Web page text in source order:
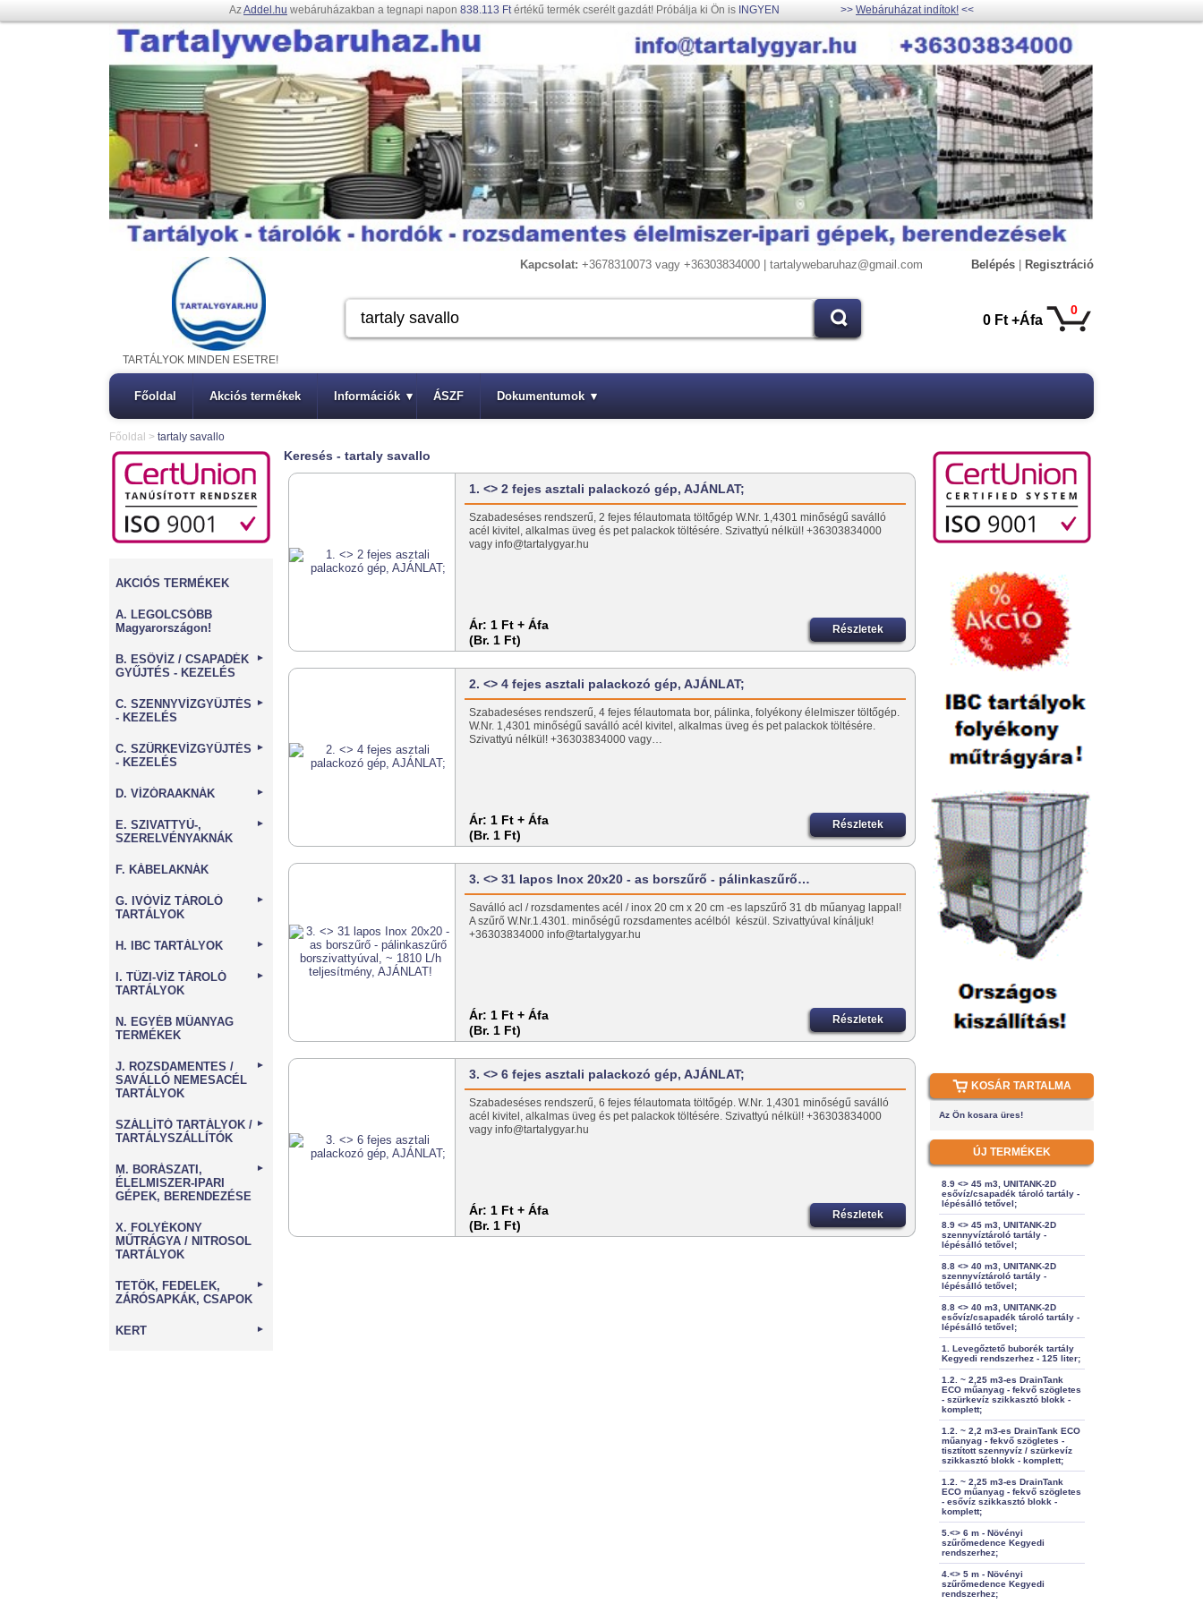
AzAddel.hu webáruházakban a tegnapi napon 838.113 Ftértékű termék cserélt gazdát! Próbálja ki Ön is INGYEN >> Webáruházat indítok! <<
Kapcsolat: +3678310073 vagy +36303834000 | tartalywebaruhaz@gmail.com Belépés Regisztráció
0
0 Ft +Áfa
TARTÁLYOK MINDEN ESETRE!
Főoldal Akciós termékek Információk ▾ ÁSZF Dokumentumok ▾
Főoldal > tartaly savallo
AKCIÓS TERMÉKEK
A. LEGOLCSÓBB
Magyarországon!
B. ESŐVÍZ / CSAPADÉK
GYŰJTÉS - KEZELÉS
►
C. SZENNYVÍZGYŰJTÉS
- KEZELÉS
►
C. SZÜRKEVÍZGYŰJTÉS
- KEZELÉS
►
D. VÍZÓRAAKNÁK ►
E. SZIVATTYÚ-,
SZERELVÉNYAKNÁK
►
F. KÁBELAKNÁK
G. IVÓVÍZ TÁROLÓ
TARTÁLYOK
►
H. IBC TARTÁLYOK ►
I. TŰZI-VÍZ TÁROLÓ
TARTÁLYOK
►
N. EGYÉB MŰANYAG
TERMÉKEK
J. ROZSDAMENTES /
SAVÁLLÓ NEMESACÉL
TARTÁLYOK
►
SZÁLLÍTÓ TARTÁLYOK /
TARTÁLYSZÁLLÍTÓK
►
M. BORÁSZATI,
ÉLELMISZER-IPARI
GÉPEK, BERENDEZÉSE
►
X. FOLYÉKONY
MŰTRÁGYA / NITROSOL
TARTÁLYOK
TETŐK, FEDELEK,
ZÁRÓSAPKÁK, CSAPOK
►
KERT ►
Keresés - tartaly savallo
1. <> 2 fejes asztali palackozó gép, AJÁNLAT;
Szabadeséses rendszerű, 2 fejes félautomata töltőgép W.Nr. 1,4301 minőségű saválló
acél kivitel, alkalmas üveg és pet palackok töltésére. Szivattyú nélkül! +36303834000
vagy info@tartalygyar.hu
Ár: 1 Ft + Áfa
(Br. 1 Ft)
Részletek
2. <> 4 fejes asztali palackozó gép, AJÁNLAT;
Szabadeséses rendszerű, 4 fejes félautomata bor, pálinka, folyékony élelmiszer töltőgép.
W.Nr. 1,4301 minőségű saválló acél kivitel, alkalmas üveg és pet palackok töltésére.
Szivattyú nélkül! +36303834000 vagy…
Ár: 1 Ft + Áfa
(Br. 1 Ft)
Részletek
3. <> 31 lapos Inox 20x20 - as borszűrő - pálinkaszűrő…
Saválló acl / rozsdamentes acél / inox 20 cm x 20 cm -es lapszűrő 31 db műanyag lappal!
A szűrő W.Nr.1.4301. minőségű rozsdamentes acélból készül. Szivattyúval kínáljuk!
+36303834000 info@tartalygyar.hu
Ár: 1 Ft + Áfa
(Br. 1 Ft)
Részletek
3. <> 6 fejes asztali palackozó gép, AJÁNLAT;
Szabadeséses rendszerű, 6 fejes félautomata töltőgép. W.Nr. 1,4301 minőségű saválló
acél kivitel, alkalmas üveg és pet palackok töltésére. Szivattyú nélkül! +36303834000
vagy info@tartalygyar.hu
Ár: 1 Ft + Áfa
(Br. 1 Ft)
Részletek
KOSÁR TARTALMA
Az Ön kosara üres!
ÚJ TERMÉKEK
8.9 <> 45 m3, UNITANK-2D
esővíz/csapadék tároló tartály -
lépésálló tetővel;
8.9 <> 45 m3, UNITANK-2D
szennyvíztároló tartály -
lépésálló tetővel;
8.8 <> 40 m3, UNITANK-2D
szennyvíztároló tartály -
lépésálló tetővel;
8.8 <> 40 m3, UNITANK-2D
esővíz/csapadék tároló tartály -
lépésálló tetővel;
1. Levegőztető buborék tartály
Kegyedi rendszerhez - 125 liter;
1.2. ~ 2,25 m3-es DrainTank
ECO műanyag - fekvő szögletes
- szürkevíz szikkasztó blokk -
komplett;
1.2. ~ 2,2 m3-es DrainTank ECO
műanyag - fekvő szögletes -
tisztított szennyvíz / szürkevíz
szikkasztó blokk - komplett;
1.2. ~ 2,25 m3-es DrainTank
ECO műanyag - fekvő szögletes
- esővíz szikkasztó blokk -
komplett;
5.<> 6 m - Növényi
szűrőmedence Kegyedi
rendszerhez;
4.<> 5 m - Növényi
szűrőmedence Kegyedi
rendszerhez;